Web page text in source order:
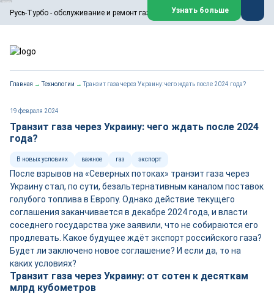
Русь-Турбо - обслуживание и ремонт газовых паровых турбин
ООО «Русь-Турбо» занимается сервисом газовых и паровых
турбин, комплексным ремонтом, восстановлением,
техническим обслуживанием оборудования ТЭС,
работают на нефтегазовых, нефтехимических,
металлургических и других предприятиях.
Реклама. ООО «Русь-Турбо», ИНН 7802588950
Узнать больше
Главная →Технологии →Транзит газа через Украину: чего ждать после 2024 года?
19 февраля 2024
Транзит газа через Украину: чего ждать после 2024
года?
В новых условиях важное газ экспорт
После взрывов на «Северных потоках» транзит газа через
Украину стал, по сути, безальтернативным каналом поставок
голубого топлива в Европу. Однако действие текущего
соглашения заканчивается в декабре 2024 года, и власти
соседнего государства уже заявили, что не собираются его
продлевать. Какое будущее ждёт экспорт российского газа?
Будет ли заключено новое соглашение? И если да, то на
каких условиях?
Транзит газа через Украину: от сотен к десяткам
млрд кубометров